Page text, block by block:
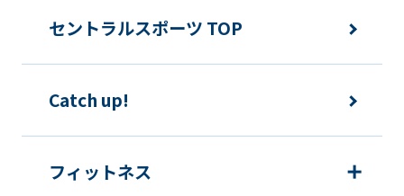
セントラルスポーツ TOP
Catch up!
フィットネス